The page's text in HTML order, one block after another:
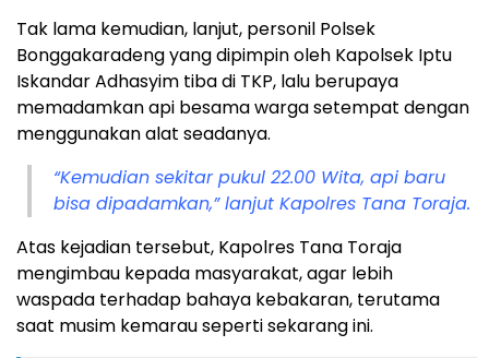
Tak lama kemudian, lanjut, personil Polsek
Bonggakaradeng yang dipimpin oleh Kapolsek Iptu
Iskandar Adhasyim tiba di TKP, lalu berupaya
memadamkan api besama warga setempat dengan
menggunakan alat seadanya.
“Kemudian sekitar pukul 22.00 Wita, api baru
bisa dipadamkan,” lanjut Kapolres Tana Toraja.
Atas kejadian tersebut, Kapolres Tana Toraja
mengimbau kepada masyarakat, agar lebih
waspada terhadap bahaya kebakaran, terutama
saat musim kemarau seperti sekarang ini.